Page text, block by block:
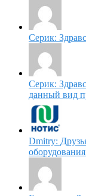
Серик:
Серик:
данный вид
Dmitry: